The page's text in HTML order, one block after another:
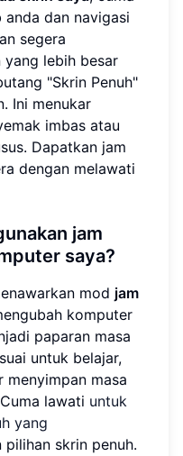
dan navigasi
segera
lebih besar
"Skrin Penuh"
Ini menukar
imbas atau
Dapatkan jam
dengan melawati
jam
saya?
mod jam
komputer
paparan masa
untuk belajar,
menyimpan masa
lawati untuk
yang
skrin penuh.